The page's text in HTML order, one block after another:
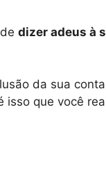
dizer adeus à
da sua
isso que você